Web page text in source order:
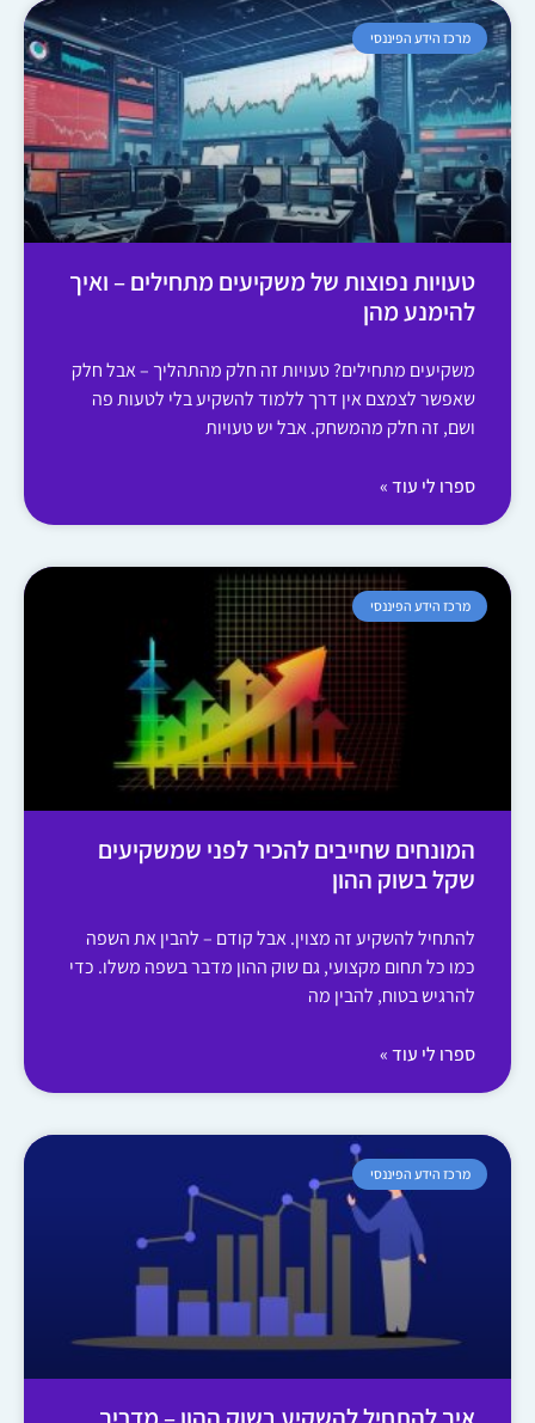
מרכז הידע הפיננסי
טעויות נפוצות של משקיעים מתחילים – ואיך
להימנע מהן
משקיעים מתחילים? טעויות זה חלק מהתהליך – אבל חלק
שאפשר לצמצם אין דרך ללמוד להשקיע בלי לטעות פה
ושם, זה חלק מהמשחק. אבל יש טעויות
ספרו לי עוד »
מרכז הידע הפיננסי
המונחים שחייבים להכיר לפני שמשקיעים
שקל בשוק ההון
להתחיל להשקיע זה מצוין. אבל קודם – להבין את השפה
כמו כל תחום מקצועי, גם שוק ההון מדבר בשפה משלו. כדי
להרגיש בטוח, להבין מה
ספרו לי עוד »
מרכז הידע הפיננסי